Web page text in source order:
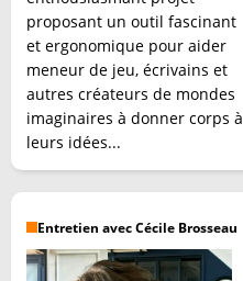
proposant un outil fascinant
et ergonomique pour aider
meneur de jeu, écrivains et
autres créateurs de mondes
imaginaires à donner corps à
leurs idées...
Entretien avec Cécile Brosseau